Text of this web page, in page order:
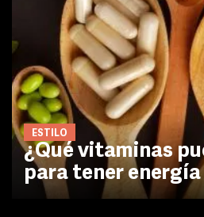
ESTILO
¿Qué vitaminas
para tener